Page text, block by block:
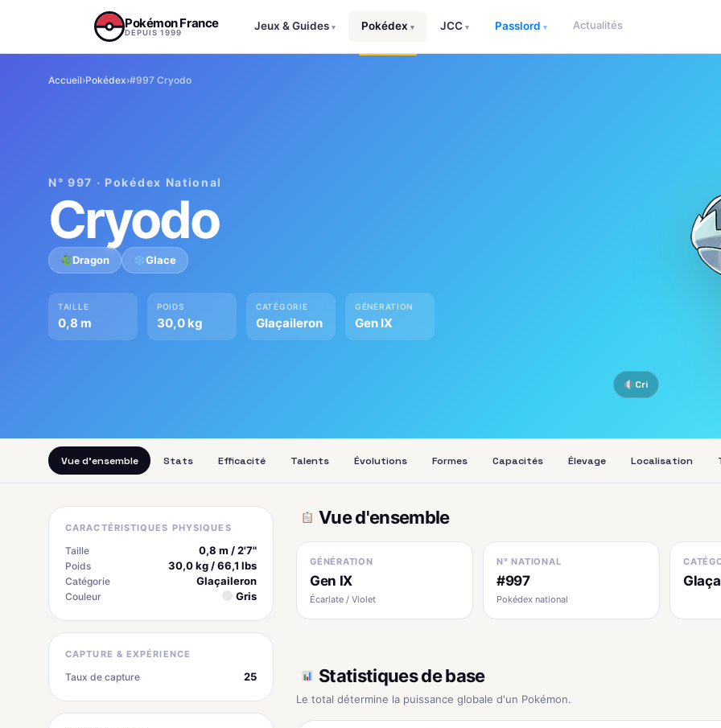
Pokémon France
DEPUIS 1999
Jeux & Guides ▾ Pokédex ▾ JCC ▾ Passlord ▾ Actualités
Accueil›Pokédex›#997 Cryodo
N° 997 · Pokédex National
Cryodo
Dragon Glace
TAILLE
0,8 m
POIDS
30,0 kg
CATÉGORIE
Glaçaileron
GÉNÉRATION
Gen IX
Cri
Vue d'ensemble Stats Efficacité Talents Évolutions Formes Capacités Élevage Localisation
CARACTÉRISTIQUES PHYSIQUES
Taille 0,8 m / 2'7"
Poids 30,0 kg / 66,1 lbs
Catégorie Glaçaileron
Couleur Gris
CAPTURE & EXPÉRIENCE
Taux de capture 25
Vue d'ensemble
GÉNÉRATION
Gen IX
Écarlate / Violet
N° NATIONAL
#997
Pokédex national
Statistiques de base
Le total détermine la puissance globale d'un Pokémon.